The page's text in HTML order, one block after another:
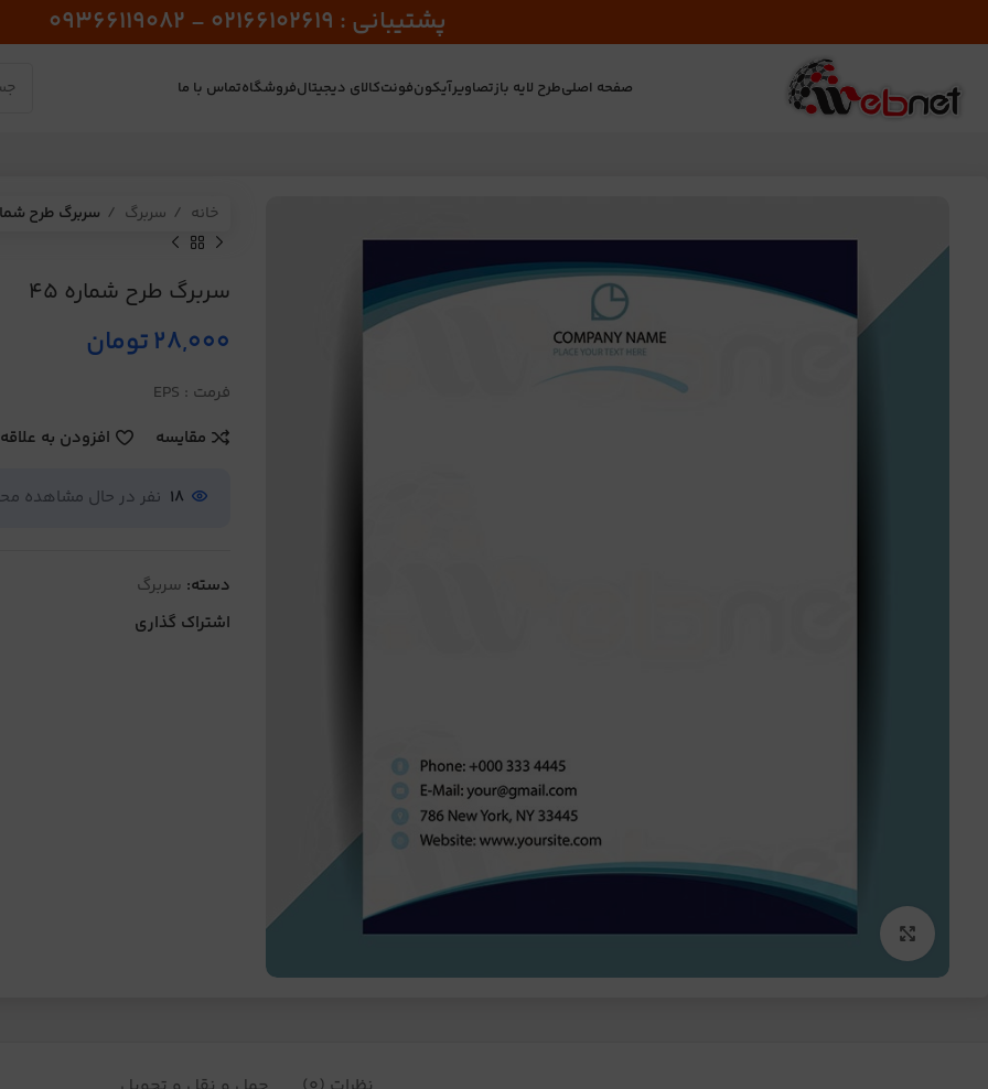
پشتیبانی : 02166102619 - 09366119082
صفحه اصلیطرح لایه بازتصاویرآیکونفونتکالای دیجیتالفروشگاهتماس با ما
برای بزرگنمایی کلیک کنید
خانه سربرگ سربرگ طرح
سربرگ طرح شماره 45
28,000تومان
فرمت : EPS
مقایسه
افزودن به
18 نفر در حال مشاهده
دسته: سربرگ
اشتراک گذاری